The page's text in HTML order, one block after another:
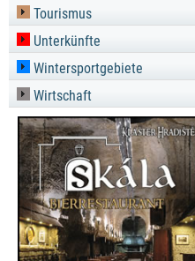
Tourismus
Unterkünfte
Wintersportgebiete
Wirtschaft